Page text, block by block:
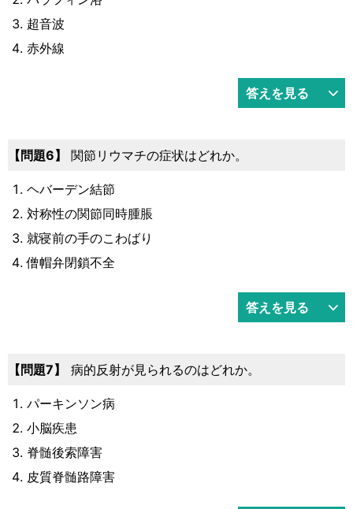
超音波
赤外線
答えを見る
6 関節リウマチの症状はどれか。
ヘバーデン結節
対称性の関節同時腫脹
就寝前の手のこわばり
僧帽弁閉鎖不全
答えを見る
7 病的反射が見られるのはどれか。
パーキンソン病
小脳疾患
脊髄後索障害
皮質脊髄路障害